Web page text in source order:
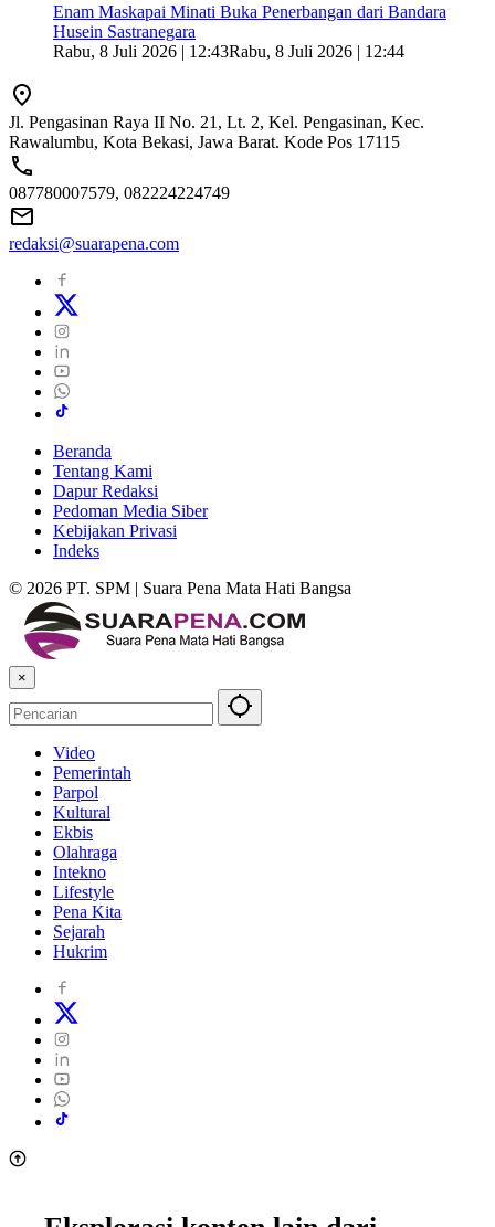
Enam Maskapai Minati Buka Penerbangan dari Bandara
Husein Sastranegara
Rabu, 8 Juli 2026 | 12:43Rabu, 8 Juli 2026 | 12:44
Jl. Pengasinan Raya II No. 21, Lt. 2, Kel. Pengasinan, Kec.
Rawalumbu, Kota Bekasi, Jawa Barat. Kode Pos 17115
087780007579, 082224224749
redaksi@suarapena.com
Beranda
Tentang Kami
Dapur Redaksi
Pedoman Media Siber
Kebijakan Privasi
Indeks
© 2026 PT. SPM | Suara Pena Mata Hati Bangsa
×
Video
Pemerintah
Parpol
Kultural
Ekbis
Olahraga
Intekno
Lifestyle
Pena Kita
Sejarah
Hukrim